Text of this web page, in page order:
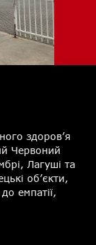
здоров’я
Червоний
Лагуші та
об’єкти,
емпатії,